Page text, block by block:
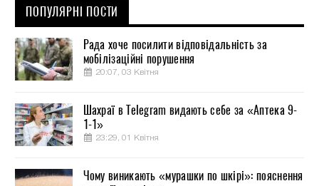
ПОПУЛЯРНІ ПОСТИ
Рада хоче посилити відповідальність за
мобілізаційні порушення
20:07, 03 Квітня
Шахраї в Telegram видають себе за «Аптека 9-
1-1»
23:29, 01 Квітня
Чому виникають «мурашки по шкірі»: пояснення